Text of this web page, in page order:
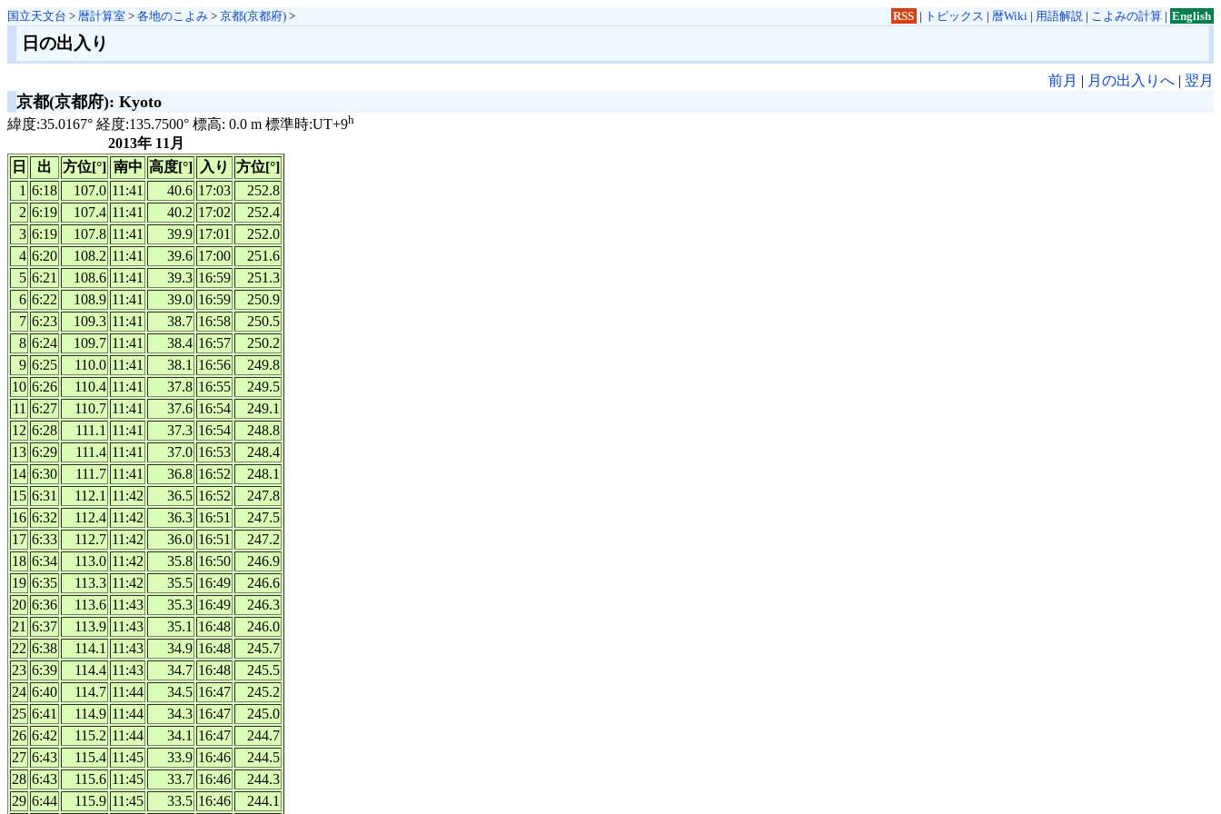
国立天文台 > 暦計算室 > 各地のこよみ > 京都(京都府) > RSS | トピックス | 暦Wiki| 用語解説| こよみの計算| English
日の出入り
前月 | 月の出入りへ | 翌月
京都(京都府): Kyoto
緯度:35.0167° 経度:135.7500° 標高: 0.0 m 標準時:UT+9h
2013年 11月
日
出 方位[°] 南中 高度[°] 入り
方位[°]
1 6:18 107.0 11:41 40.6 17:03
252.8
2 6:19 107.4 11:41 40.2 17:02
252.4
3 6:19 107.8 11:41 39.9 17:01
252.0
4 6:20 108.2 11:41 39.6 17:00
251.6
5 6:21 108.6 11:41 39.3 16:59
251.3
6 6:22 108.9 11:41 39.0 16:59
250.9
7 6:23 109.3 11:41 38.7 16:58
250.5
8 6:24 109.7 11:41 38.4 16:57
250.2
9 6:25 110.0 11:41 38.1 16:56
249.8
10 6:26 110.4 11:41 37.8 16:55
249.5
11 6:27 110.7 11:41 37.6 16:54
249.1
12 6:28 111.1 11:41 37.3 16:54
248.8
13 6:29 111.4 11:41 37.0 16:53
248.4
14 6:30 111.7 11:41 36.8 16:52
248.1
15 6:31 112.1 11:42 36.5 16:52
247.8
16 6:32 112.4 11:42 36.3 16:51
247.5
17 6:33 112.7 11:42 36.0 16:51
247.2
18 6:34 113.0 11:42 35.8 16:50
246.9
19 6:35 113.3 11:42 35.5 16:49
246.6
20 6:36 113.6 11:43 35.3 16:49
246.3
21 6:37 113.9 11:43 35.1 16:48
246.0
22 6:38 114.1 11:43 34.9 16:48
245.7
23 6:39 114.4 11:43 34.7 16:48
245.5
24 6:40 114.7 11:44 34.5 16:47
245.2
25 6:41 114.9 11:44 34.3 16:47
245.0
26 6:42 115.2 11:44 34.1 16:47
244.7
27 6:43 115.4 11:45 33.9 16:46
244.5
28 6:43 115.6 11:45 33.7 16:46
244.3
29 6:44 115.9 11:45 33.5 16:46 244.1